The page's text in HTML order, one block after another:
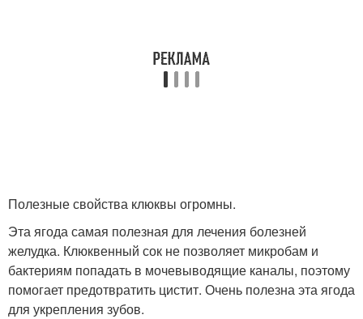
Полезные свойства клюквы огромны.
Эта ягода самая полезная для лечения болезней
желудка. Клюквенный сок не позволяет микробам и
бактериям попадать в мочевыводящие каналы, поэтому
помогает предотвратить цистит. Очень полезна эта ягода
для укрепления зубов.